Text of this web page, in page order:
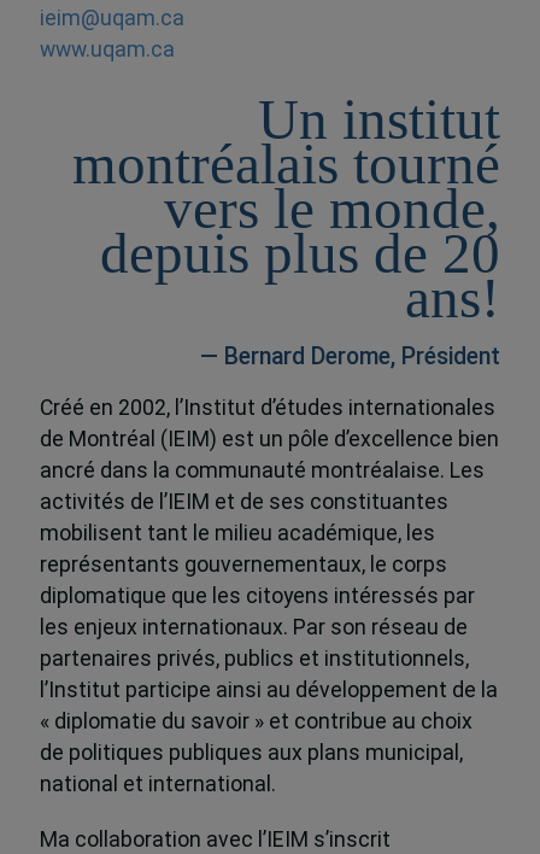
ieim@uqam.ca
www.uqam.ca
Un institut
montréalais tourné
vers le monde,
depuis plus de 20
ans!
— Bernard Derome, Président
Créé en 2002, l’Institut d’études internationales
de Montréal (IEIM) est un pôle d’excellence bien
ancré dans la communauté montréalaise. Les
activités de l’IEIM et de ses constituantes
mobilisent tant le milieu académique, les
représentants gouvernementaux, le corps
diplomatique que les citoyens intéressés par
les enjeux internationaux. Par son réseau de
partenaires privés, publics et institutionnels,
l’Institut participe ainsi au développement de la
« diplomatie du savoir » et contribue au choix
de politiques publiques aux plans municipal,
national et international.
Ma collaboration avec l’IEIM s’inscrit